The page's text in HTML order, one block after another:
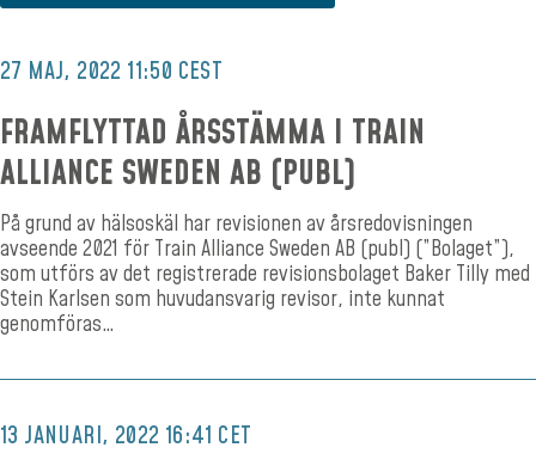
27 MAJ, 2022 11:50 CEST
FRAMFLYTTAD ÅRSSTÄMMA I TRAIN
ALLIANCE SWEDEN AB (PUBL)
På grund av hälsoskäl har revisionen av årsredovisningen
avseende 2021 för Train Alliance Sweden AB (publ) (”Bolaget”),
som utförs av det registrerade revisionsbolaget Baker Tilly med
Stein Karlsen som huvudansvarig revisor, inte kunnat
genomföras…
13 JANUARI, 2022 16:41 CET